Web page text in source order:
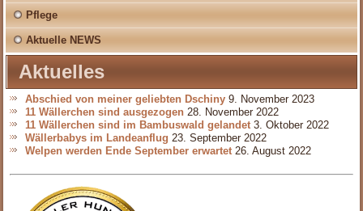
Pflege
Aktuelle NEWS
Aktuelles
Abschied von meiner geliebten Dschiny 9. November 2023
11 Wällerchen sind ausgezogen 28. November 2022
11 Wällerchen sind im Bambuswald gelandet 3. Oktober 2022
Wällerbabys im Landeanflug 23. September 2022
Welpen werden Ende September erwartet 26. August 2022